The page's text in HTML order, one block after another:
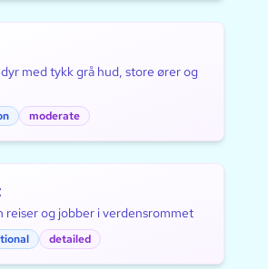
med tykk grå hud, store ører og
moderate
reiser og jobber i verdensrommet
detailed